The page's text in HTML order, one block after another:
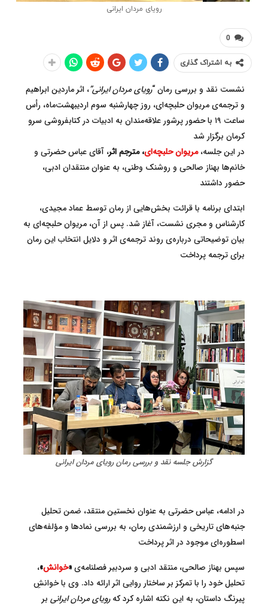
رویای مردان ایرانی
0
به اشتراک گذاری
نشست نقد و بررسی رمان “رویای مردان ایرانی”، اثر ماردین ابراهیم
و ترجمه‌ی مریوان حلبچه‌ای، روز چهارشنبه سوم اردیبهشت‌ماه، رأس
ساعت ۱۹ با حضور پرشور علاقه‌مندان به ادبیات در کتابفروشی سرو
کرمان برگزار شد
در این جلسه،مریوان حلبچه‌ای، مترجم اثر، آقای عباس حضرتی و
خانم‌ها بهناز صالحی و روشنک وطنی، به عنوان منتقدان ادبی،
حضور داشتند
ابتدای برنامه با قرائت بخش‌هایی از رمان توسط عماد مجیدی،
کارشناس و مجری نشست، آغاز شد. پس از آن، مریوان حلبچه‌ای به
بیان توضیحاتی درباره‌ی روند ترجمه‌ی اثر و دلایل انتخاب این رمان
برای ترجمه پرداخت
گزارش جلسه نقد و بررسی رمان رویای مردان ایرانی
در ادامه، عباس حضرتی به عنوان نخستین منتقد، ضمن تحلیل
جنبه‌های تاریخی و ارزشمندی رمان، به بررسی نمادها و مؤلفه‌های
اسطوره‌ای موجود در اثر پرداخت
سپس بهناز صالحی، منتقد ادبی و سردبیر فصلنامه‌ی«خوانش»،
تحلیل خود را با تمرکز بر ساختار روایی اثر ارائه داد. وی با خوانشِ
پیرنگ داستان، به این نکته اشاره کرد کهرویای مردان ایرانی بر